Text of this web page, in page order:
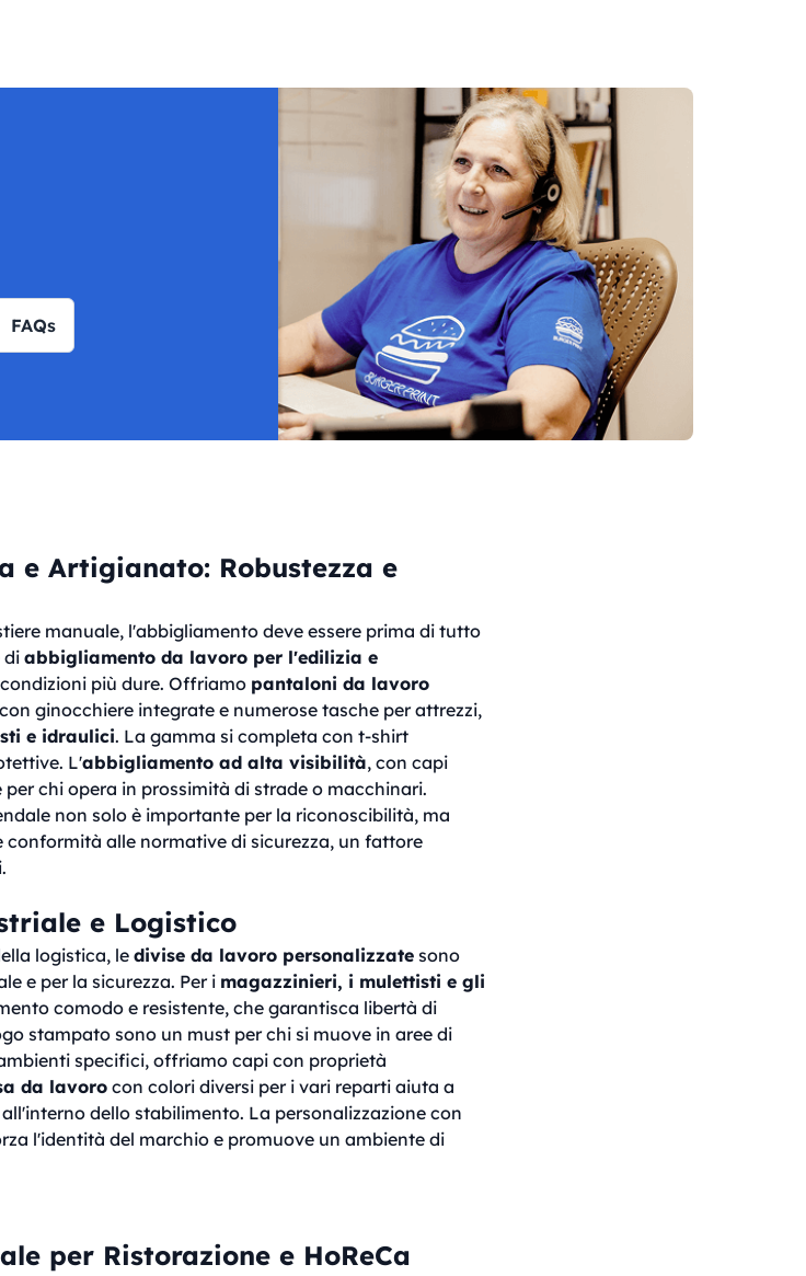
FAQs
e Artigianato: Robustezza e
manuale, l'abbigliamento deve essere prima di tutto
diabbigliamento da lavoro per l'edilizia e
più dure. Offriamo pantaloni da lavoro
ginocchiere integrate e numerose tasche per attrezzi,
e idraulici. La gamma si completa con t-shirt
L'abbigliamento ad alta visibilità, con capi
chi opera in prossimità di strade o macchinari.
non solo è importante per la riconoscibilità, ma
alle normative di sicurezza, un fattore
e Logistico
logistica, ledivise da lavoro personalizzatesono
e per la sicurezza. Per i magazzinieri, i mulettisti e gli
comodo e resistente, che garantisca libertà di
stampato sono un must per chi si muove in aree di
specifici, offriamo capi con proprietà
da lavorocon colori diversi per i vari reparti aiuta a
dello stabilimento. La personalizzazione con
l'identità del marchio e promuove un ambiente di
per Ristorazione e HoReCa